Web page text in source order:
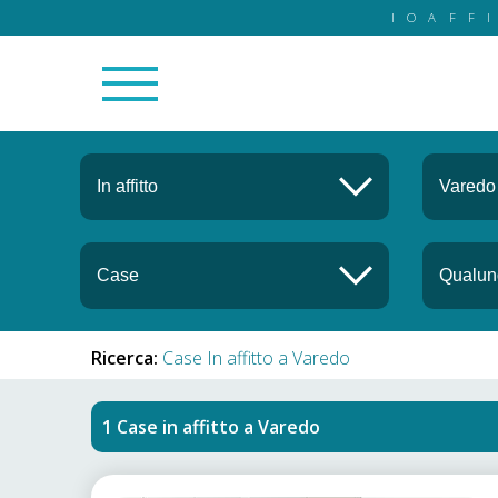
Ricerca: Case In affitto a Varedo
Case in affitto a Varedo